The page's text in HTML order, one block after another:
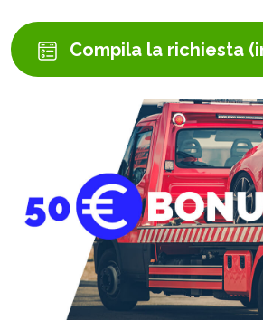
Compila la richiesta